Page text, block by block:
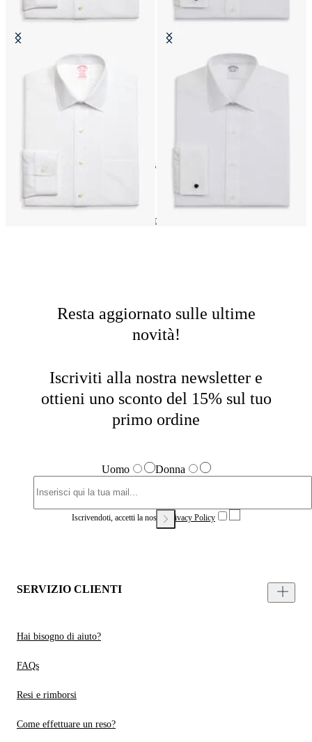
Camicia Slim Fit Non-Iron in
Cotone con Collo Ainsley
Camicia Regular Fit Non-Iron
Oxford con Collo Ainsley
16prodotti
Abbigliamento
Resta aggiornato sulle ultime
novità!
Iscriviti alla nostra newsletter e
ottieni uno sconto del 15% sul tuo
primo ordine
Uomo Donna
Iscrivendoti, accetti la nostraPrivacy Policy
SERVIZIO CLIENTI
Hai bisogno di aiuto?
FAQs
Resi e rimborsi
Come effettuare un reso?